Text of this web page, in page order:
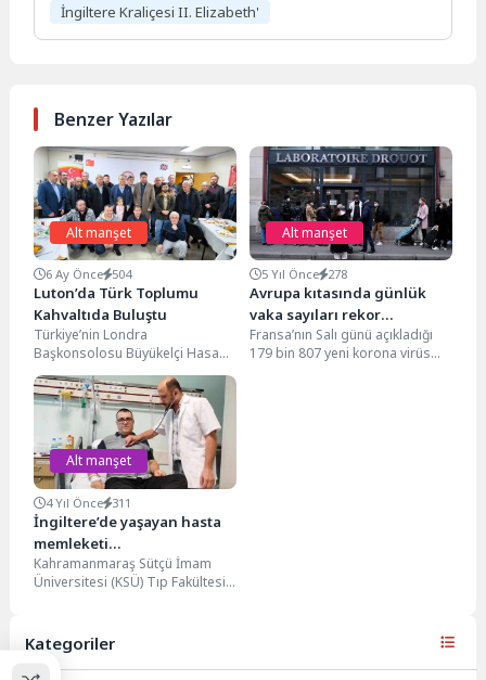
İngiltere Kraliçesi II. Elizabeth'
Benzer Yazılar
Alt manşet
6 Ay Önce 504
Luton’da Türk Toplumu
Kahvaltıda Buluştu
Türkiye’nin Londra
Başkonsolosu Büyükelçi Hasan
Ulusoy dernek ziyaretleri
kapsamında Luton Türk Eğitim
ve Kültür Vakfı’nın...
Alt manşet
5 Yıl Önce 278
Avrupa kıtasında günlük
vaka sayıları rekor
düzeylere ulaştı
Fransa’nın Salı günü açıkladığı
179 bin 807 yeni korona virüs
Alt manşet
4 Yıl Önce 311
İngiltere’de yaşayan hasta
memleketi
Kahramanmaraş’ta
sağlığına kavuştu!
Kahramanmaraş Sütçü İmam
Üniversitesi (KSÜ) Tıp Fakültesi
Kategoriler